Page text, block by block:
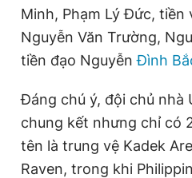
Minh, Phạm Lý Đức, tiền
Nguyễn Văn Trường,
tiền đạo NguyễnĐình
Đáng chú ý, đội chủ nhà
chung kết nhưng chỉ có
tên là trung vệ Kadek
Raven, trong khi